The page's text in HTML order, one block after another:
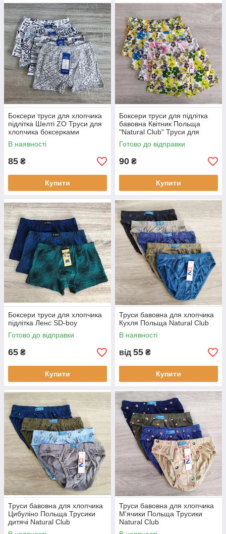
Боксери труси для хлопчика
підлітка Шелті ZO Труси для
хлопчика боксерками
В наявності
85 ₴
Купити
Боксери труси для підлітка
бавовна Квітник Польща
"Natural Club" Труси для
підлітка
Готово до відправки
90 ₴
Купити
Боксери труси для хлопчика
підлітка Ленс SD-boy
Готово до відправки
65 ₴
Купити
Труси бавовна для хлопчика
Кухля Польща Natural Club
В наявності
від 55 ₴
Купити
Труси бавовна для хлопчика
Цибуліно Польща Трусики
дитячі Natural Club
Труси бавовна для хлопчика
М'ячики Польща Трусики
Natural Club